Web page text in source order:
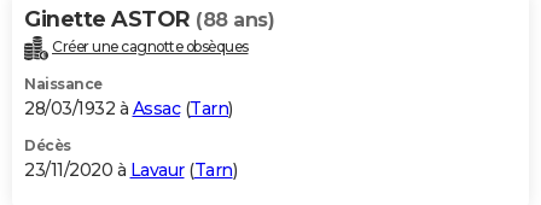
Ginette ASTOR (88 ans)
Créer une cagnotte obsèques
Naissance
28/03/1932 à Assac(Tarn)
Décès
23/11/2020 à Lavaur(Tarn)